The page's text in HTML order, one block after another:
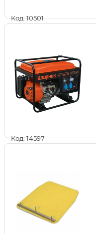
Код: 10501
Код: 14597